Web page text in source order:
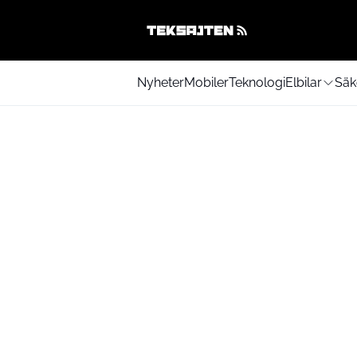
NyheterMobilerTeknologiElbilar